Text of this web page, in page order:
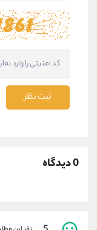
ثبت نظر
0 دیدگاه